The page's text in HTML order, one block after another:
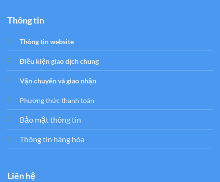
Thông tin
Thông tin website
Điều kiện giao dịch chung
Vận chuyển và giao nhận
Phương thức thanh toán
Bảo mật thông tin
Thông tin hàng hóa
Liên hệ